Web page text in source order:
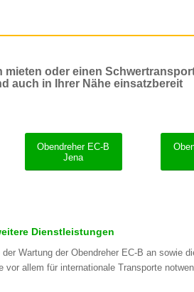
mieten oder einen
auch in Ihrer Nähe einsatzbereit
Obendreher EC-B
Jena
Dienstleistungen
Wartung der Obendreher EC-B an sowie
allem für internationale Transporte